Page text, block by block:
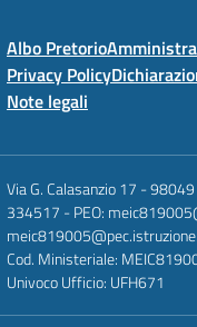
Albo Pretorio
Privacy Policy
Note legali
Via G. Calasanzio 17 -
334517 - PEO:
Cod. Ministeriale:
Univoco Ufficio: UFH671